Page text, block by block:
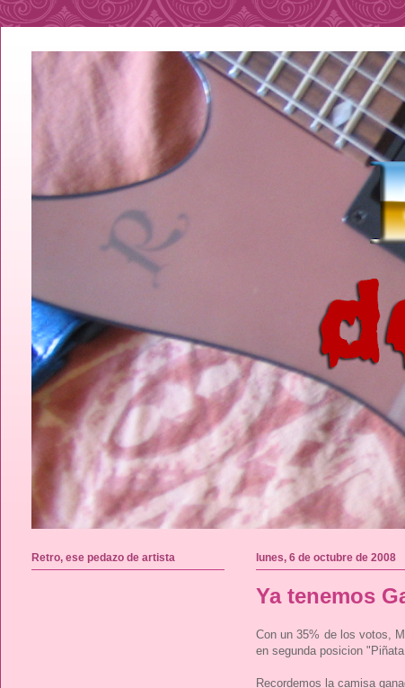
lunes, 6 de octubre de 2008
Ya tenemos
Con un 35% de los votos,
en segunda posicion
Recordemos la camisa
Retro, ese pedazo de artista